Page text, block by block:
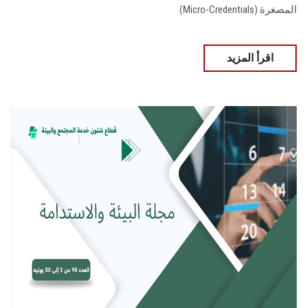
المصغرة (Micro-Credentials)
اقرأ المزيد